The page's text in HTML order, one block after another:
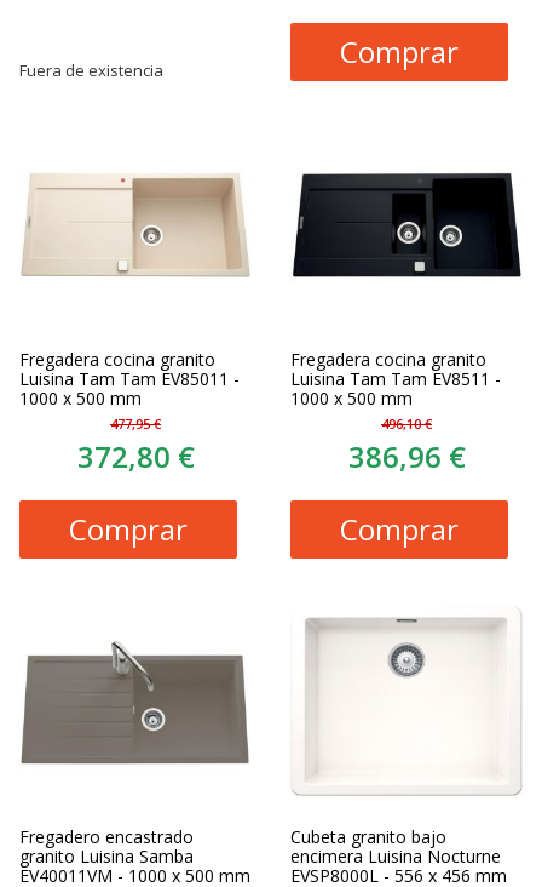
Fuera de existencia
Comprar
Fregadera cocina granito
Luisina Tam Tam EV85011 -
1000 x 500 mm
477,95 €
372,80 €
Comprar
Fregadera cocina granito
Luisina Tam Tam EV8511 -
1000 x 500 mm
496,10 €
386,96 €
Comprar
Fregadero encastrado
granito Luisina Samba
EV40011VM - 1000 x 500 mm
Cubeta granito bajo
encimera Luisina Nocturne
EVSP8000L - 556 x 456 mm